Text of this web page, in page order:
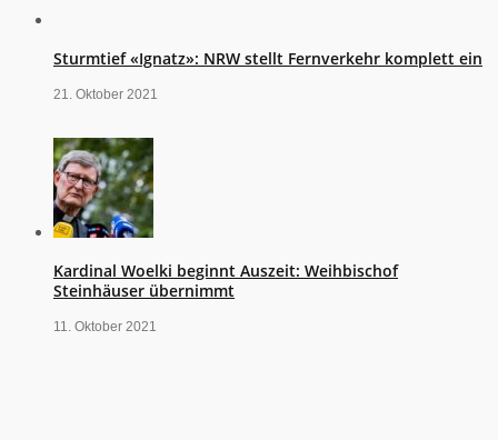
Sturmtief «Ignatz»: NRW stellt Fernverkehr komplett ein
21. Oktober 2021
Kardinal Woelki beginnt Auszeit: Weihbischof
Steinhäuser übernimmt
11. Oktober 2021